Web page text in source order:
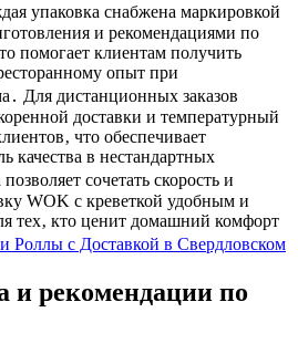
упаковка снабжена маркировкой
и рекомендациями по
помогает клиентам получить
опыт при
Для дистанционных заказов
доставки и температурный
что обеспечивает
качества в нестандартных
сочетать скорость и
WOK с креветкой удобным и
тех‚ кто ценит домашний комфорт
Роллы с Доставкой в Свердловском
и рекомендации по